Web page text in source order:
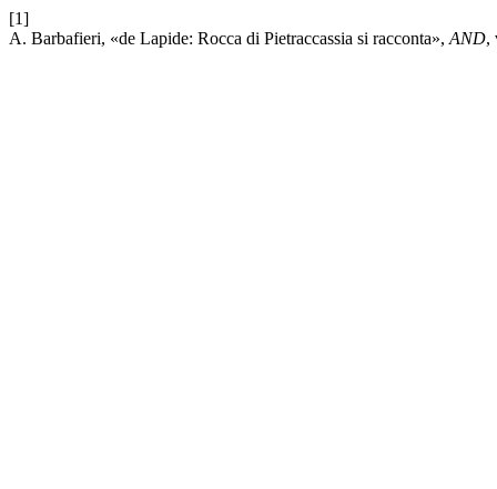
[1]
A. Barbafieri, «de Lapide: Rocca di Pietraccassia si racconta», AND,